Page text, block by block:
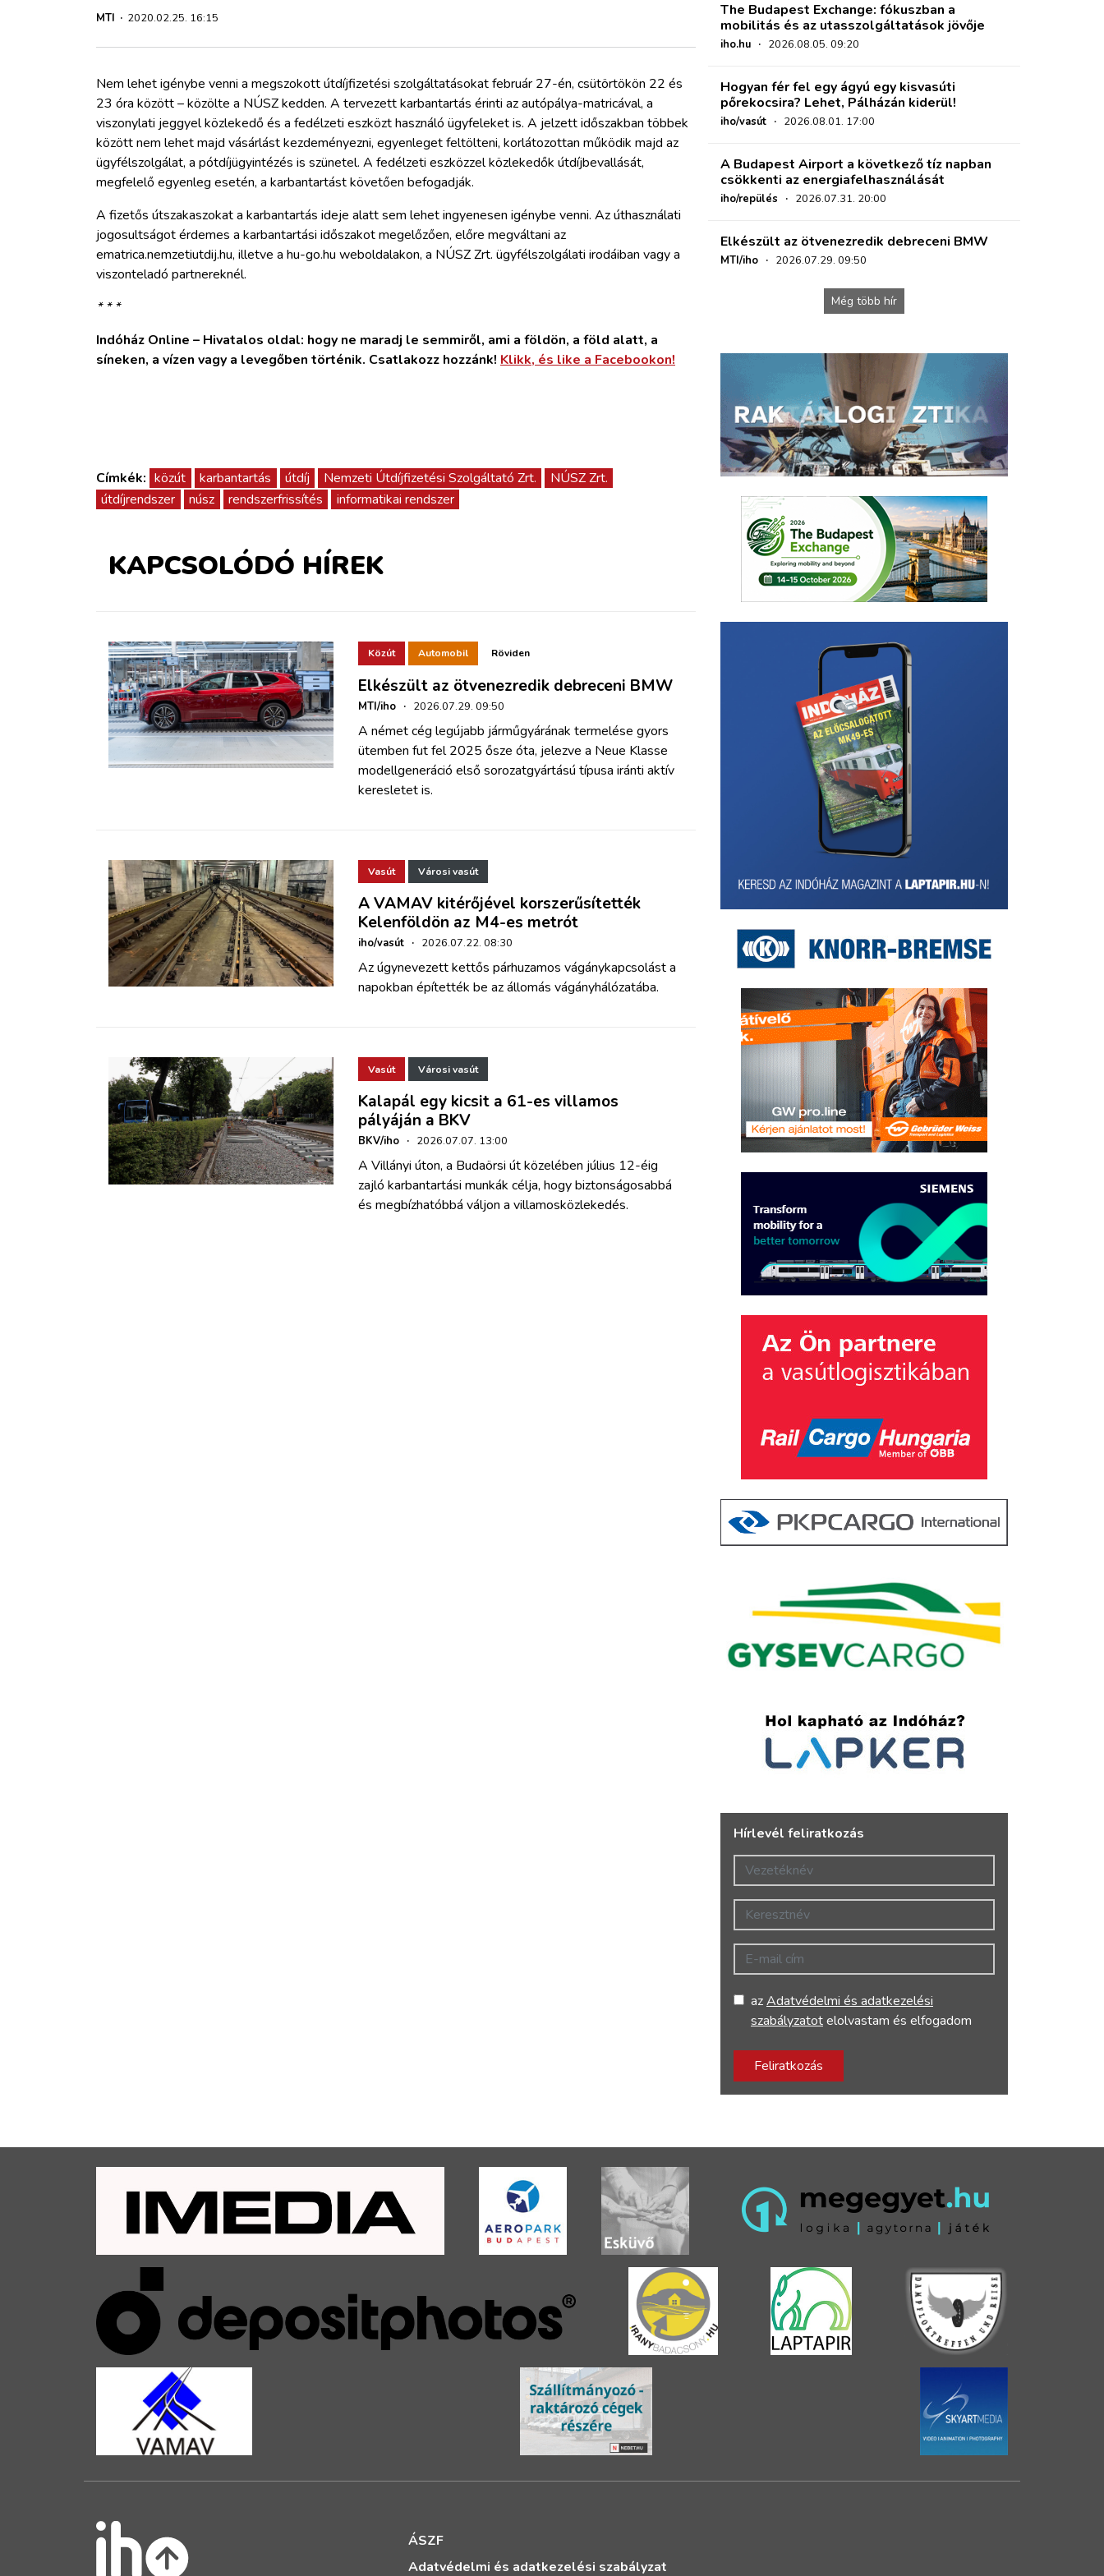
HAJÓZÁS
ARCHÍVUM
BELÉPÉS
REGISZTRÁCIÓ
MTI · 2020.02.25. 16:15
Nem lehet igénybe venni a megszokott útdíjfizetési szolgáltatásokat február 27-én, csütörtökön 22 és
23 óra között – közölte a NÚSZ kedden. A tervezett karbantartás érinti az autópálya-matricával, a
viszonylati jeggyel közlekedő és a fedélzeti eszközt használó ügyfeleket is. A jelzett időszakban többek
között nem lehet majd vásárlást kezdeményezni, egyenleget feltölteni, korlátozottan működik majd az
ügyfélszolgálat, a pótdíjügyintézés is szünetel. A fedélzeti eszközzel közlekedők útdíjbevallását,
megfelelő egyenleg esetén, a karbantartást követően befogadják.
A fizetős útszakaszokat a karbantartás ideje alatt sem lehet ingyenesen igénybe venni. Az úthasználati
jogosultságot érdemes a karbantartási időszakot megelőzően, előre megváltani az
ematrica.nemzetiutdij.hu, illetve a hu-go.hu weboldalakon, a NÚSZ Zrt. ügyfélszolgálati irodáiban vagy a
viszonteladó partnereknél.
* * *
Indóház Online – Hivatalos oldal: hogy ne maradj le semmiről, ami a földön, a föld alatt, a
síneken, a vízen vagy a levegőben történik. Csatlakozz hozzánk! Klikk, és like a Facebookon!
Címkék: közút karbantartás útdíj Nemzeti Útdíjfizetési Szolgáltató Zrt.
NÚSZ Zrt.
útdíjrendszer
núsz rendszerfrissítés informatikai rendszer
KAPCSOLÓDÓ HÍREK
Közút Automobil Röviden
Elkészült az ötvenezredik debreceni BMW
MTI/iho · 2026.07.29. 09:50
A német cég legújabb járműgyárának termelése gyors
ütemben fut fel 2025 ősze óta, jelezve a Neue Klasse
modellgeneráció első sorozatgyártású típusa iránti aktív
keresletet is.
Vasút Városi vasút
A VAMAV kitérőjével korszerűsítették
Kelenföldön az M4-es metrót
iho/vasút · 2026.07.22. 08:30
Az úgynevezett kettős párhuzamos vágánykapcsolást a
napokban építették be az állomás vágányhálózatába.
Vasút Városi vasút
Kalapál egy kicsit a 61-es villamos
pályáján a BKV
BKV/iho · 2026.07.07. 13:00
A Villányi úton, a Budaörsi út közelében július 12-éig
zajló karbantartási munkák célja, hogy biztonságosabbá
és megbízhatóbbá váljon a villamosközlekedés.
The Budapest Exchange: fókuszban a
mobilitás és az utasszolgáltatások jövője
iho.hu · 2026.08.05. 09:20
Hogyan fér fel egy ágyú egy kisvasúti
pőrekocsira? Lehet, Pálházán kiderül!
iho/vasút · 2026.08.01. 17:00
A Budapest Airport a következő tíz napban
csökkenti az energiafelhasználását
iho/repülés · 2026.07.31. 20:00
Elkészült az ötvenezredik debreceni BMW
MTI/iho · 2026.07.29. 09:50
Még több hír
Hírlevél feliratkozás
Vezetéknév
Keresztnév
E-mail cím
azAdatvédelmi és adatkezelési
szabályzatotelolvastam és elfogadom
Feliratkozás
ÁSZF
Adatvédelmi és adatkezelési szabályzat